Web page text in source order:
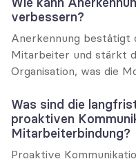
verbessern?
Anerkennung bestätigt
Mitarbeiter und stärkt
Organisation, was die
Was sind die
proaktiven
Mitarbeiterbindung?
Proaktive